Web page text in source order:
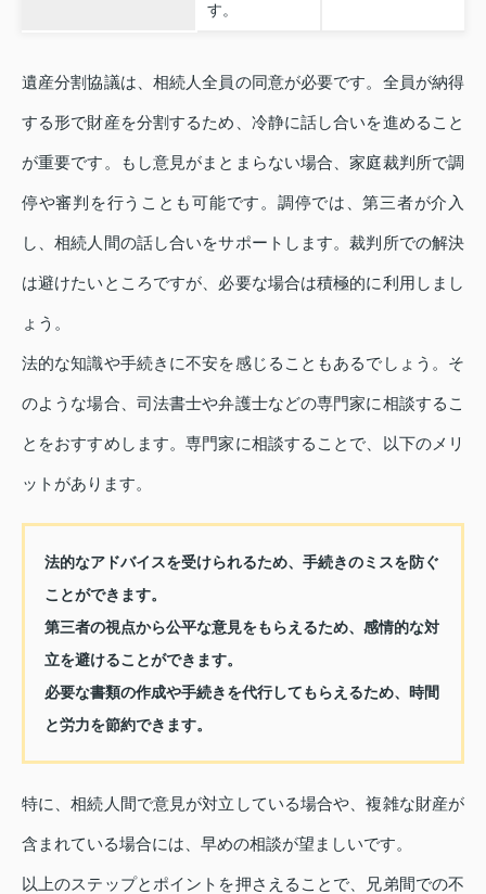
す。
遺産分割協議は、相続人全員の同意が必要です。全員が納得
する形で財産を分割するため、冷静に話し合いを進めること
が重要です。もし意見がまとまらない場合、家庭裁判所で調
停や審判を行うことも可能です。調停では、第三者が介入
し、相続人間の話し合いをサポートします。裁判所での解決
は避けたいところですが、必要な場合は積極的に利用しまし
ょう。
法的な知識や手続きに不安を感じることもあるでしょう。そ
のような場合、司法書士や弁護士などの専門家に相談するこ
とをおすすめします。専門家に相談することで、以下のメリ
ットがあります。
法的なアドバイスを受けられるため、手続きのミスを防ぐ
ことができます。
第三者の視点から公平な意見をもらえるため、感情的な対
立を避けることができます。
必要な書類の作成や手続きを代行してもらえるため、時間
と労力を節約できます。
特に、相続人間で意見が対立している場合や、複雑な財産が
含まれている場合には、早めの相談が望ましいです。
以上のステップとポイントを押さえることで、兄弟間での不